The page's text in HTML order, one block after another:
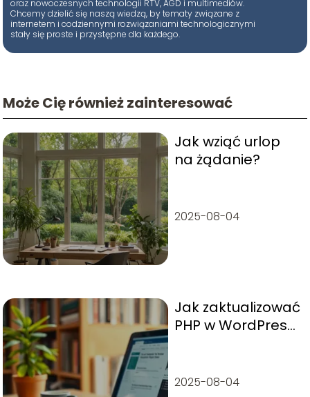
oraz nowoczesnych technologii RTV, AGD i multimediów.
Chcemy dzielić się naszą wiedzą, by tematy związane z
internetem i codziennymi rozwiązaniami technologicznymi
stały się proste i przystępne dla każdego.
Może Cię również zainteresować
Jak wziąć urlop
na żądanie?
2025-08-04
Jak zaktualizować
PHP w WordPress
2025-08-04